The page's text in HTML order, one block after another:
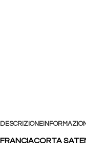
DESCRIZIONE
FRANCIACORTA